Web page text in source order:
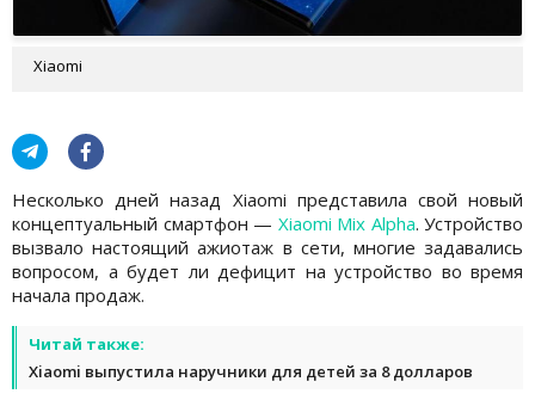
Xiaomi
Несколько дней назад Xiaomi представила свой новый
концептуальный смартфон — Xiaomi Mix Alpha. Устройство
вызвало настоящий ажиотаж в сети, многие задавались
вопросом, а будет ли дефицит на устройство во время
начала продаж.
Читай также:
Xiaomi выпустила наручники для детей за 8 долларов